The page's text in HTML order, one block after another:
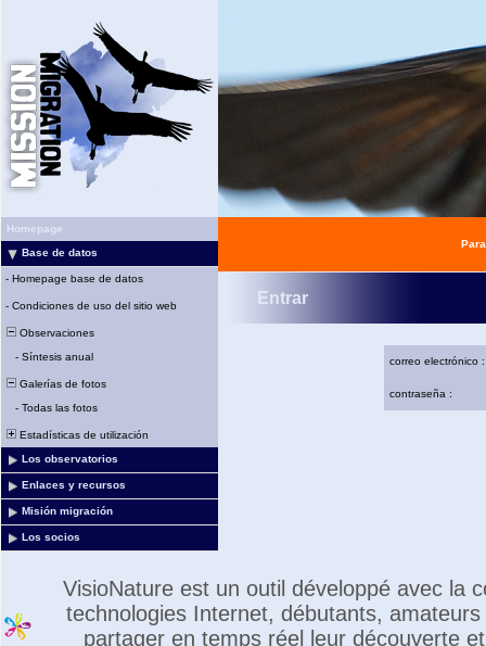
Homepage
Base de datos
- Homepage base de datos
- Condiciones de uso del sitio web
Observaciones
- Síntesis anual
Galerías de fotos
- Todas las fotos
Estadísticas de utilización
Los observatorios
Enlaces y recursos
Misión migración
Los socios
Entrar
correo electrónico :
contraseña :
VisioNature est un outil développé avec la
technologies Internet, débutants,
partager en temps réel leur découverte